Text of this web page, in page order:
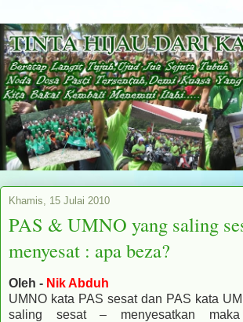
Khamis, 15 Julai 2010
PAS & UMNO yang saling
menyesat : apa beza?
Oleh - Nik Abduh
UMNO kata PAS sesat dan PAS kata
saling sesat – menyesatkan